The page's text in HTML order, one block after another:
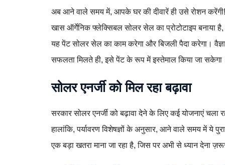
अब आने वाले समय में, आपके घर की दीवारें ही उसे रोशन
खास ऑर्गेनिक फ्लेक्सिबल सोलर सेल का प्रोटोटाइप बनाया
यह पेंट सोलर सेल का काम करेगा और बिजली पैदा करेगा।
सफलता मिलते ही, इसे पेंट के रूप में इस्तेमाल किया जा
सोलर एनर्जी को मिल रहा बढ़ावा
सरकार सोलर एनर्जी को बढ़ावा देने के लिए कई योजनाएं
हालांकि, पर्यावरण विशेषज्ञों के अनुसार, आने वाले समय में ये
एक बड़ा खतरा माना जा रहा है, जिस पर अभी से ध्यान देना